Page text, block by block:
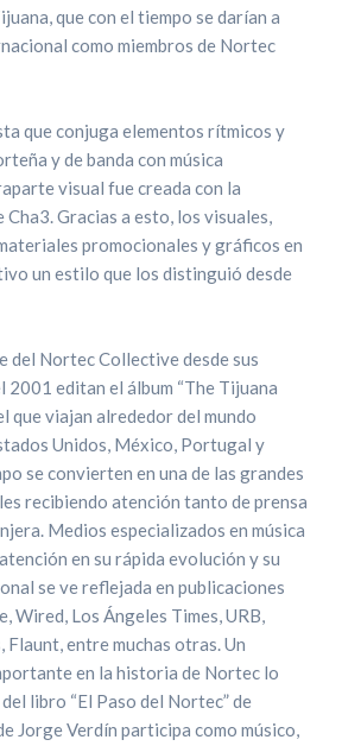
que con el tiempo se darían a
como miembros de Nortec
que conjuga elementos rítmicos y
y de banda con música
visual fue creada con la
Gracias a esto, los visuales,
promocionales y gráficos en
un estilo que los distinguió desde
del Nortec Collective desde sus
2001 editan el álbum “The Tijuana
que viajan alrededor del mundo
Unidos, México, Portugal y
se convierten en una de las grandes
recibiendo atención tanto de prensa
Medios especializados en música
en su rápida evolución y su
se ve reflejada en publicaciones
Wired, Los Ángeles Times, URB,
entre muchas otras. Un
en la historia de Nortec lo
libro “El Paso del Nortec” de
Jorge Verdín participa como músico,